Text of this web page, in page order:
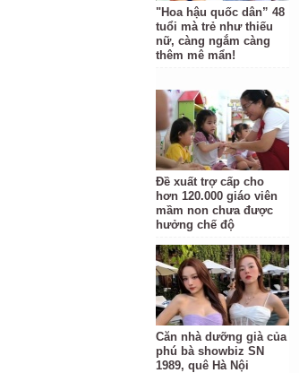
"Hoa hậu quốc dân” 48
tuổi mà trẻ như thiếu
nữ, càng ngắm càng
thêm mê mẩn!
Đề xuất trợ cấp cho
hơn 120.000 giáo viên
mầm non chưa được
hưởng chế độ
Căn nhà dưỡng già của
phú bà showbiz SN
1989, quê Hà Nội